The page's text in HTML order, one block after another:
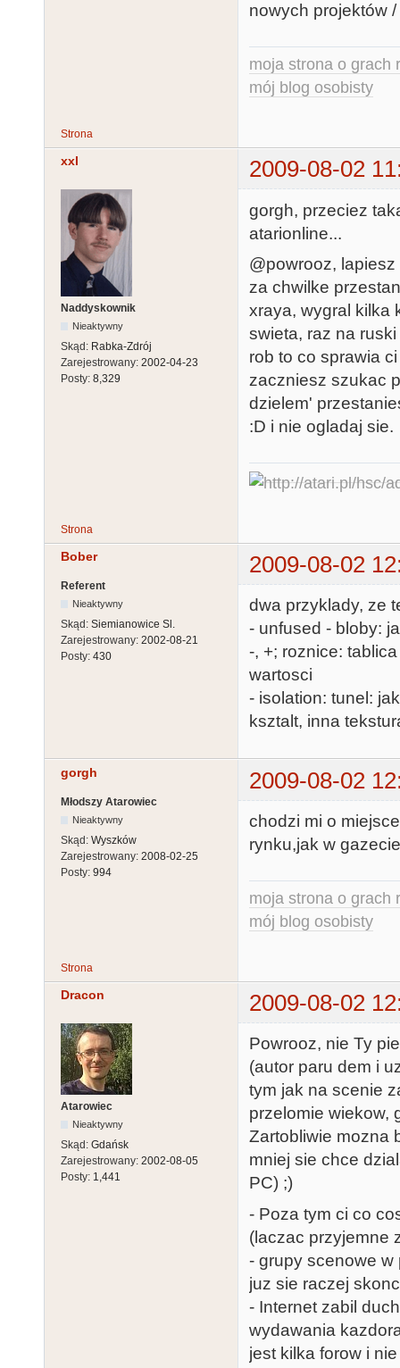
nowych projektów
moja strona o grach
mój blog osobisty
Strona
xxl 2009-08-02
Naddyskownik
Nieaktywny
Skąd: Rabka-Zdrój
Zarejestrowany: 2002-04-23
Posty: 8,329
gorgh, przeciez
atarionline...
@powrooz,
za chwilke
xraya, wygral kilka
swieta, raz na ruski
rob to co sprawia
zaczniesz szukac
dzielem'
:D i nie ogladaj sie.
Strona
Bober 2009-08-02
Referent
Nieaktywny
Skąd: Siemianowice Sl.
Zarejestrowany: 2002-08-21
Posty: 430
dwa przyklady, ze
- unfused - bloby:
-, +; roznice:
wartosci
- isolation: tunel:
ksztalt, inna
gorgh 2009-08-02
Młodszy Atarowiec
Nieaktywny
Skąd: Wyszków
Zarejestrowany: 2008-02-25
Posty: 994
chodzi mi o
rynku,jak w
moja strona o grach
mój blog osobisty
Strona
Dracon 2009-08-02
Atarowiec
Nieaktywny
Skąd: Gdańsk
Zarejestrowany: 2002-08-05
Posty: 1,441
Powrooz, nie Ty
(autor paru dem i
tym jak na scenie
przelomie wiekow,
Zartobliwie mozna
mniej sie chce
PC) ;)
- Poza tym ci co
(laczac przyjemne
- grupy scenowe w
juz sie raczej
- Internet zabil
wydawania
jest kilka forow i